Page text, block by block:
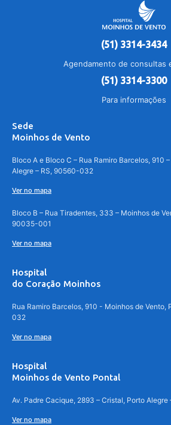
(51) 3314-3434
Agendamento de consultas
(51) 3314-3300
Para informações
Sede
Moinhos de Vento
Bloco A e Bloco C – Rua Ramiro Barcelos, 910
Alegre – RS, 90560-032
Ver no mapa
Bloco B – Rua Tiradentes, 333 – Moinhos de
90035-001
Ver no mapa
Hospital
do Coração Moinhos
Rua Ramiro Barcelos, 910 - Moinhos de Vento,
032
Ver no mapa
Hospital
Moinhos de Vento Pontal
Av. Padre Cacique, 2893 – Cristal, Porto
Ver no mapa